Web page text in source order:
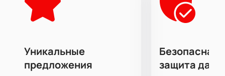
Уникальные
предложения
Безопасная
защита